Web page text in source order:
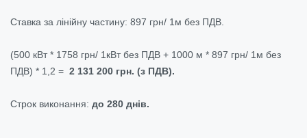
Ставка за лінійну частину: 897 грн/ 1м без ПДВ.
(500 кВт * 1758 грн/ 1кВт без ПДВ + 1000 м * 897 грн/ 1м без
ПДВ) * 1,2 = 2 131 200 грн. (з ПДВ).
Строк виконання: до 280 днів.